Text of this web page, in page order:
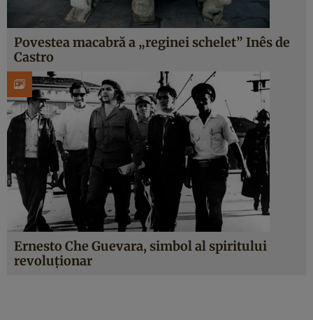
Povestea macabră a „reginei schelet” Inês de
Castro
Ernesto Che Guevara, simbol al spiritului
revoluționar